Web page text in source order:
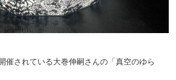
催されている大巻伸嗣さんの「真空のゆら